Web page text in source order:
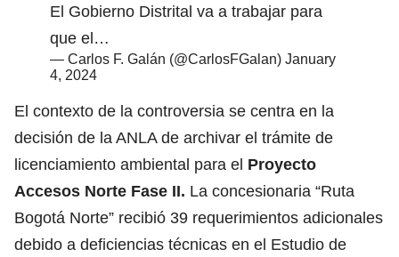
El Gobierno Distrital va a trabajar para
que el…
— Carlos F. Galán (@CarlosFGalan) January
4, 2024
El contexto de la controversia se centra en la
decisión de la ANLA de archivar el trámite de
licenciamiento ambiental para el Proyecto
Accesos Norte Fase II. La concesionaria “Ruta
Bogotá Norte” recibió 39 requerimientos adicionales
debido a deficiencias técnicas en el Estudio de